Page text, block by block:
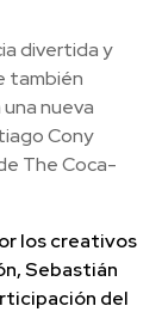
divertida y
también
nueva
Cony
The Coca-
los creativos
Sebastián
del